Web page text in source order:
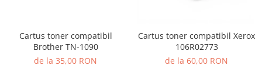
Cartus toner compatibil
Brother TN-1090
de la 35,00 RON
Cartus toner compatibil Xerox
106R02773
de la 60,00 RON